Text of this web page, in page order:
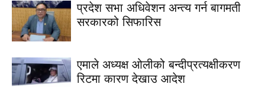
प्रदेश सभा अधिवेशन अन्त्य गर्न बागमती
सरकारको सिफारिस
एमाले अध्यक्ष ओलीको बन्दीप्रत्यक्षीकरण
रिटमा कारण देखाउ आदेश